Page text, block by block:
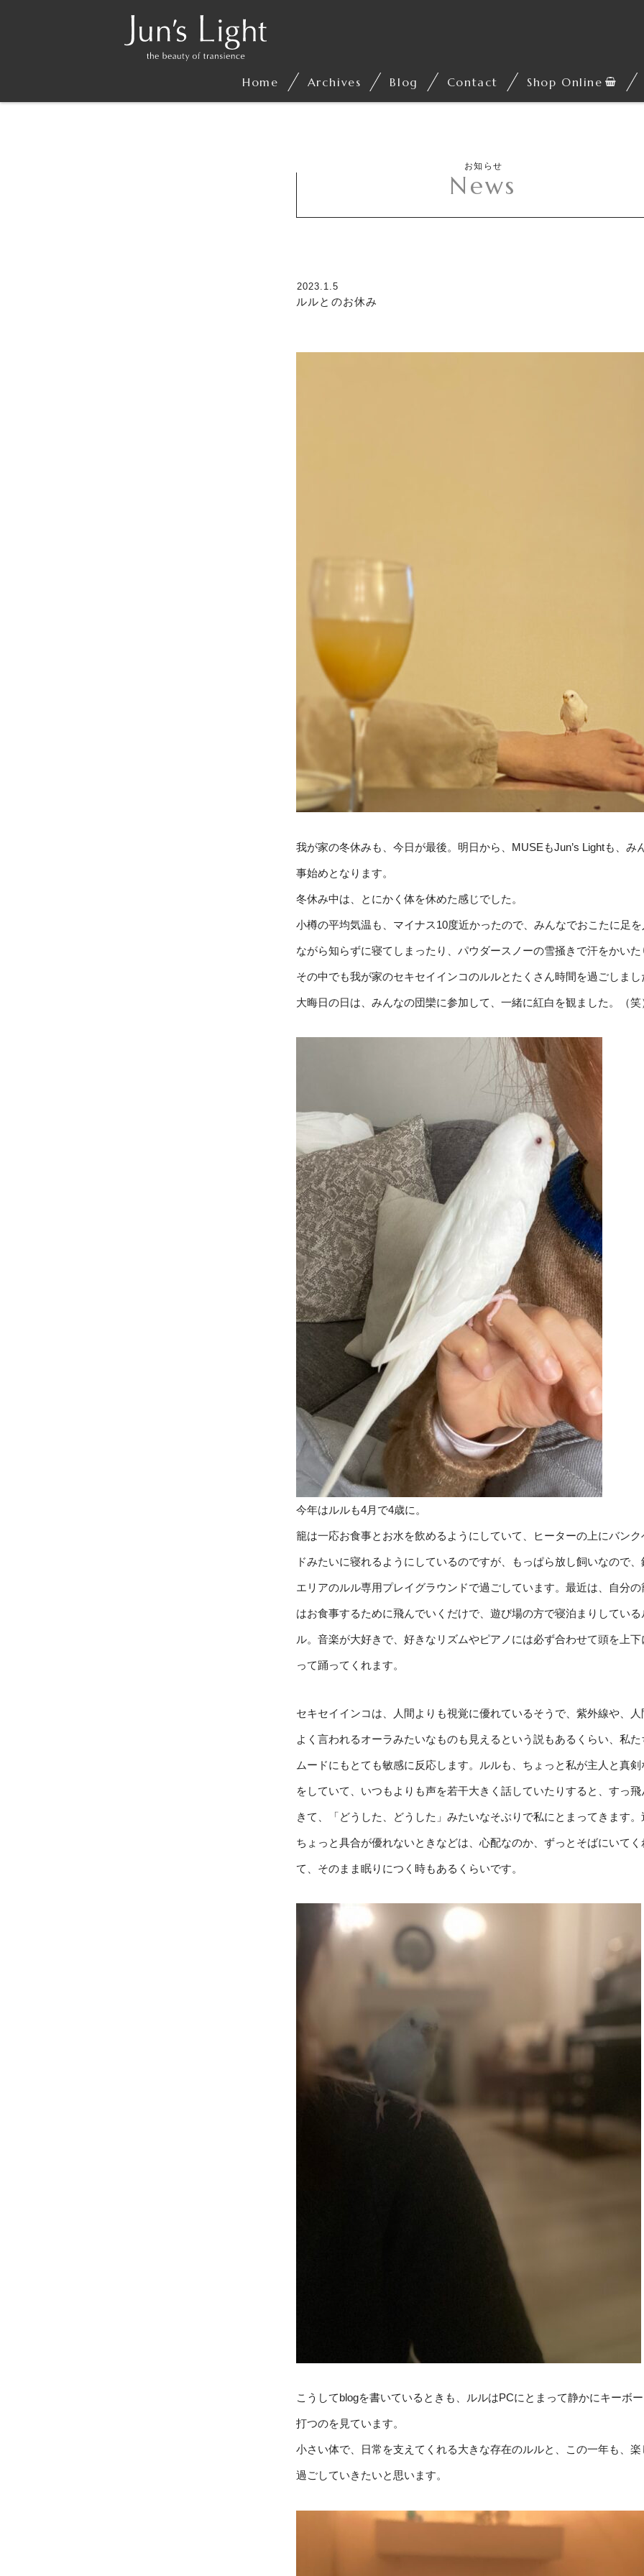
Home Archives Blog Contact Shop Online
お知らせ
News
2023.1.5
ルルとのお休み
我が家の冬休みも、今日が最後。明日から、MUSEもJun’s Lightも、み
事始めとなります。
冬休み中は、とにかく体を休めた感じでした。
小樽の平均気温も、マイナス10度近かったので、みんなでおこたに足
ながら知らずに寝てしまったり、パウダースノーの雪掻きで汗をかいた
その中でも我が家のセキセイインコのルルとたくさん時間を過ごしまし
大晦日の日は、みんなの団欒に参加して、一緒に紅白を観ました。（笑
今年はルルも4月で4歳に。
籠は一応お食事とお水を飲めるようにしていて、ヒーターの上にバンク
ドみたいに寝れるようにしているのですが、もっぱら放し飼いなので、
エリアのルル専用プレイグラウンドで過ごしています。最近は、自分の
はお食事するために飛んでいくだけで、遊び場の方で寝泊まりしている
ル。音楽が大好きで、好きなリズムやピアノには必ず合わせて頭を上下
って踊ってくれます。
セキセイインコは、人間よりも視覚に優れているそうで、紫外線や、人
よく言われるオーラみたいなものも見えるという説もあるくらい、私た
ムードにもとても敏感に反応します。ルルも、ちょっと私が主人と真剣
をしていて、いつもよりも声を若干大きく話していたりすると、すっ飛
きて、「どうした、どうした」みたいなそぶりで私にとまってきます。
ちょっと具合が優れないときなどは、心配なのか、ずっとそばにいてく
て、そのまま眠りにつく時もあるくらいです。
こうしてblogを書いているときも、ルルはPCにとまって静かにキーボ
打つのを見ています。
小さい体で、日常を支えてくれる大きな存在のルルと、この一年も、楽
過ごしていきたいと思います。